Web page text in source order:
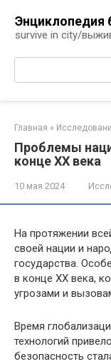
контенту
Энциклопедия
survive in city/
Поиск:
Главная »
Проблемы
конце ХХ века
10 мая 2024
На протяжении
своей нации и
государства.
в конце ХХ века,
угрозами и
Время
технологий
безопасность